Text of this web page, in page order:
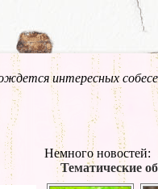
интересных
Немного новостей:
Тематические